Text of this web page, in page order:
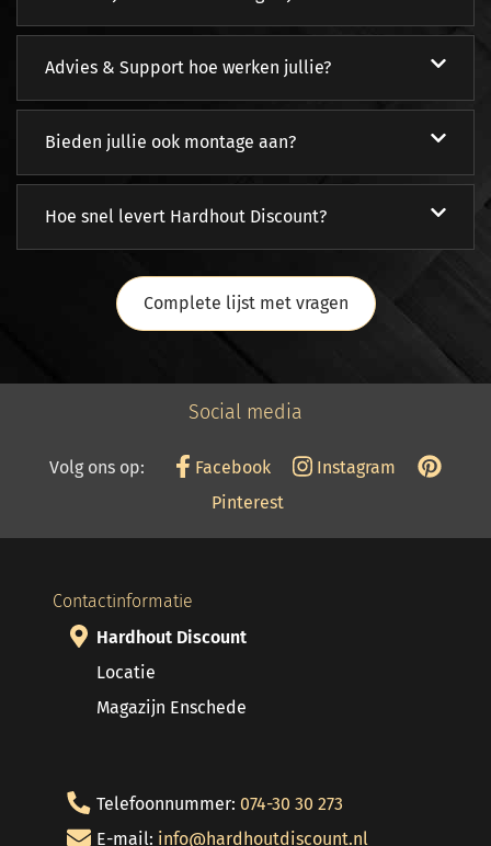
Advies & Support hoe werken jullie?
Bieden jullie ook montage aan?
Hoe snel levert Hardhout Discount?
Complete lijst met vragen
Social media
Volg ons op: Facebook
Instagram
Pinterest
Contactinformatie
Hardhout Discount
Locatie
Magazijn Enschede
Telefoonnummer: 074-30 30 273
E-mail: info@hardhoutdiscount.nl